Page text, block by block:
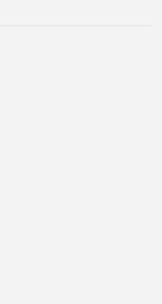
интуитивно понятна и
отчетов для аудита,